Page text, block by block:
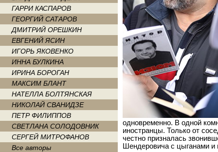
ГАРРИ КАСПАРОВ
ГЕОРГИЙ САТАРОВ
ДМИТРИЙ ОРЕШКИН
ЕВГЕНИЙ ЯСИН
ИГОРЬ ЯКОВЕНКО
ИННА БУЛКИНА
ИРИНА БОРОГАН
МАКСИМ БЛАНТ
НАТЕЛЛА БОЛТЯНСКАЯ
НИКОЛАЙ СВАНИДЗЕ
ПЕТР ФИЛИППОВ
СВЕТЛАНА СОЛОДОВНИК
СЕРГЕЙ МИТРОФАНОВ
Все авторы
одновременно. В одной
иностранцы. Только от
честно призналась
Шендеровича с цыганами и